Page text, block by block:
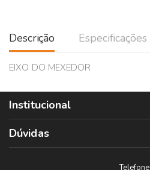
Descrição Especificações
EIXO DO MEXEDOR
Institucional
Dúvidas
Telefone